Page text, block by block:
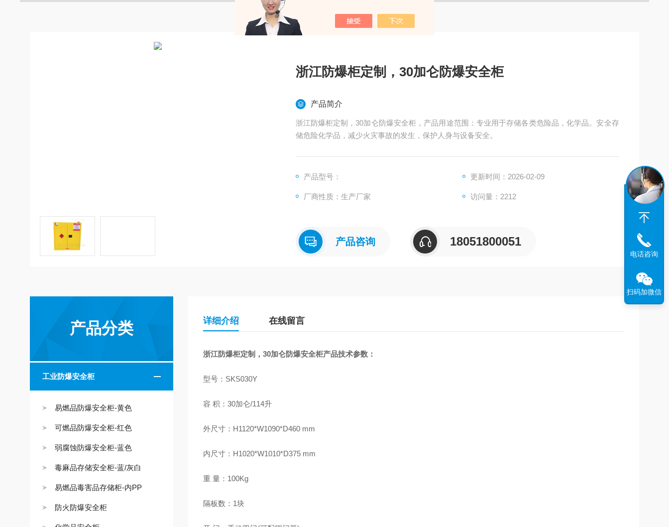
浙江防爆柜定制，30加仑防爆安全柜
产品简介
浙江防爆柜定制，30加仑防爆安全柜，产品用途范围：专业用于存储各类危险品，化学品。安全存
储危险化学品，减少火灾事故的发生，保护人身与设备安全。
产品型号： 更新时间：2026-02-09
厂商性质：生产厂家 访问量：2212
产品咨询 18051800051
产品分类
工业防爆安全柜
易燃品防爆安全柜-黄色
可燃品防爆安全柜-红色
弱腐蚀防爆安全柜-蓝色
毒麻品存储安全柜-蓝/灰白
易燃品毒害品存储柜-内PP
防火防爆安全柜
详细介绍 在线留言
浙江防爆柜定制，30加仑防爆安全柜产品技术参数：
型号：SKS030Y
容 积：30加仑/114升
外尺寸：H1120*W1090*D460 mm
内尺寸：H1020*W1010*D375 mm
重 量：100Kg
隔板数：1块
电话咨询
扫码加微信